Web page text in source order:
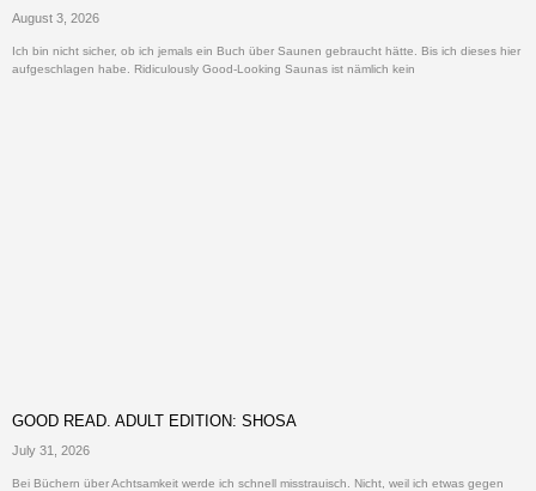
August 3, 2026
Ich bin nicht sicher, ob ich jemals ein Buch über Saunen gebraucht hätte. Bis ich dieses hier
aufgeschlagen habe. Ridiculously Good-Looking Saunas ist nämlich kein
GOOD READ. ADULT EDITION: SHOSA
July 31, 2026
Bei Büchern über Achtsamkeit werde ich schnell misstrauisch. Nicht, weil ich etwas gegen